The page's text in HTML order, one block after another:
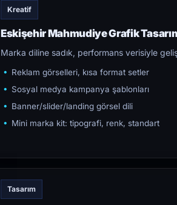
Kreatif
Eskişehir Mahmudiye Grafik
Marka diline sadık, performans verisiyle
Reklam görselleri, kısa format setler
Sosyal medya kampanya şablonları
Banner/slider/landing görsel dili
Mini marka kit: tipografi, renk, standart
Tasarım